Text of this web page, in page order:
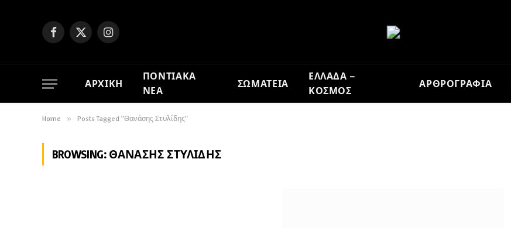
Facebook
X
Instagram
ΑΡΧΙΚΗ
ΠΟΝΤΙΑΚΑ
ΝΕΑ
ΣΩΜΑΤΕΙΑ
ΕΛΛΑΔΑ –
ΚΟΣΜΟΣ
ΑΡΘΡΟΓΡΑΦΙΑ
Home » Posts Tagged "Θανάσης Στυλίδης"
BROWSING: ΘΑΝΆΣΗΣ ΣΤΥΛΊΔΗΣ